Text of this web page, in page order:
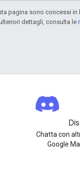
pagina sono concessi in
ulteriori dettagli, consulta le
Chatta con
Google